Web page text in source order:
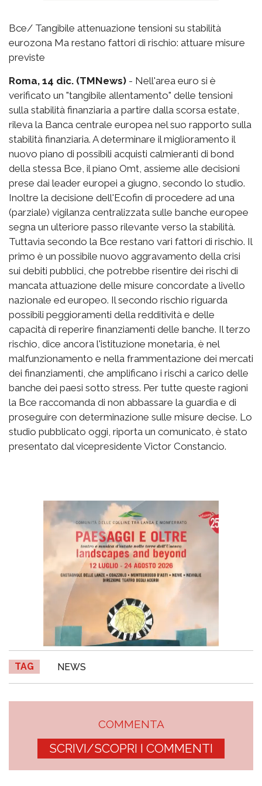
Bce/ Tangibile attenuazione tensioni su stabilità
eurozona Ma restano fattori di rischio: attuare misure
previste
Roma, 14 dic. (TMNews) - Nell'area euro si è
verificato un "tangibile allentamento" delle tensioni
sulla stabilità finanziaria a partire dalla scorsa estate,
rileva la Banca centrale europea nel suo rapporto sulla
stabilità finanziaria. A determinare il miglioramento il
nuovo piano di possibili acquisti calmieranti di bond
della stessa Bce, il piano Omt, assieme alle decisioni
prese dai leader europei a giugno, secondo lo studio.
Inoltre la decisione dell'Ecofin di procedere ad una
(parziale) vigilanza centralizzata sulle banche europee
segna un ulteriore passo rilevante verso la stabilità.
Tuttavia secondo la Bce restano vari fattori di rischio. Il
primo è un possibile nuovo aggravamento della crisi
sui debiti pubblici, che potrebbe risentire dei rischi di
mancata attuazione delle misure concordate a livello
nazionale ed europeo. Il secondo rischio riguarda
possibili peggioramenti della redditività e delle
capacità di reperire finanziamenti delle banche. Il terzo
rischio, dice ancora l'istituzione monetaria, è nel
malfunzionamento e nella frammentazione dei mercati
dei finanziamenti, che amplificano i rischi a carico delle
banche dei paesi sotto stress. Per tutte queste ragioni
la Bce raccomanda di non abbassare la guardia e di
proseguire con determinazione sulle misure decise. Lo
studio pubblicato oggi, riporta un comunicato, è stato
presentato dal vicepresidente Victor Constancio.
TAG NEWS
COMMENTA
SCRIVI/SCOPRI I COMMENTI